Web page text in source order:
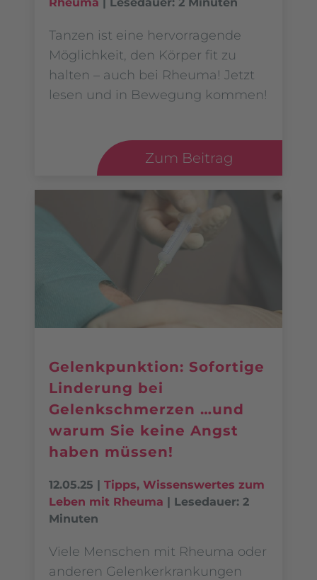
Rheuma
Lesedauer: 2 Minuten
Tanzen ist eine hervorragende
Möglichkeit, den Körper fit zu
halten – auch bei Rheuma! Jetzt
lesen und in Bewegung kommen!
Zum Beitrag
Gelenkpunktion: Sofortige
Linderung bei
Gelenkschmerzen …und
warum Sie keine Angst
haben müssen!
12.05.25 | Tipps, Wissenswertes zum
Leben mit Rheuma | Lesedauer: 2
Minuten
Viele Menschen mit Rheuma oder
anderen Gelenkerkrankungen